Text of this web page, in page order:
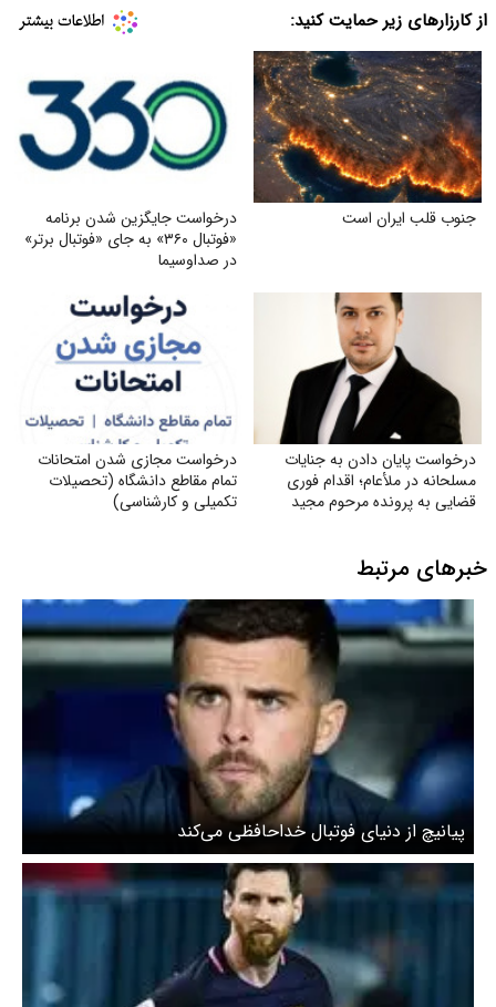
از کارزارهای زیر حمایت کنید:
جنوب قلب ایران است
درخواست جایگزین شدن برنامه
«فوتبال ۳۶۰» به جای «فوتبال برتر»
در صداوسیما
درخواست پایان دادن به جنایات
مسلحانه در ملأعام؛ اقدام فوری
قضایی به پرونده مرحوم مجید
درخواست مجازی شدن امتحانات
تمام مقاطع دانشگاه (تحصیلات
تکمیلی و کارشناسی)
خبرهای مرتبط
پیانیچ از دنیای فوتبال خداحافظی می‌کند